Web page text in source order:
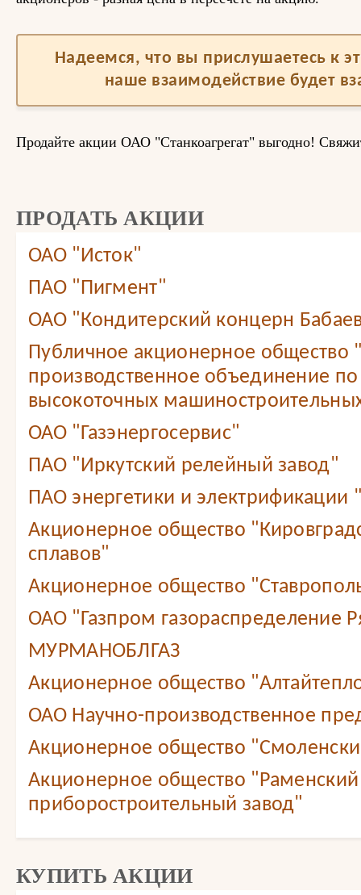
Надеемся, что вы прислушаетесь к
наше взаимодействие будет
Продайте акции ОАО "Станкоагрегат" выгодно!
ПРОДАТЬ АКЦИИ
ОАО "Исток"
ПАО "Пигмент"
ОАО "Кондитерский концерн
Публичное акционерное общество
производственное объединение
высокоточных
ОАО "Газэнергосервис"
ПАО "Иркутский релейный завод"
ПАО энергетики и электрификации
Акционерное общество
сплавов"
Акционерное общество
ОАО "Газпром газораспределение
МУРМАНОБЛГАЗ
Акционерное общество
ОАО Научно-производственное
Акционерное общество
Акционерное общество "Раменский
приборостроительный завод"
КУПИТЬ АКЦИИ